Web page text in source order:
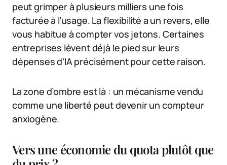
peut grimper à plusieurs milliers une fois
facturée à l’usage. La flexibilité a un revers, elle
vous habitue à compter vos jetons. Certaines
entreprises lèvent déjà le pied sur leurs
dépenses d’IA précisément pour cette raison.
La zone d’ombre est là : un mécanisme vendu
comme une liberté peut devenir un compteur
anxiogène.
Vers une économie du quota plutôt que